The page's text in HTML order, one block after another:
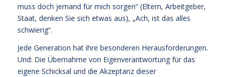
muss doch jemand für mich sorgen“ (Eltern, Arbeitgeber,
Staat, denken Sie sich etwas aus), „Ach, ist das alles
schwierig“.
Jede Generation hat ihre besonderen Herausforderungen.
Und: Die Übernahme von Eigenverantwortung für das
eigene Schicksal und die Akzeptanz dieser